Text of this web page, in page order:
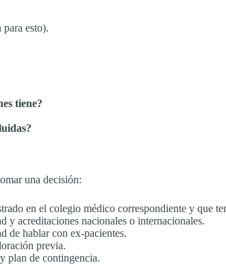
esto).
tiene?
una decisión:
en el colegio médico correspondiente y que
y acreditaciones nacionales o internacionales.
de hablar con ex-pacientes.
previa.
plan de contingencia.